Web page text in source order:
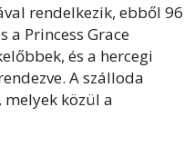
rendelkezik, ebből 96
a Princess Grace
és a hercegi
A szálloda
közül a